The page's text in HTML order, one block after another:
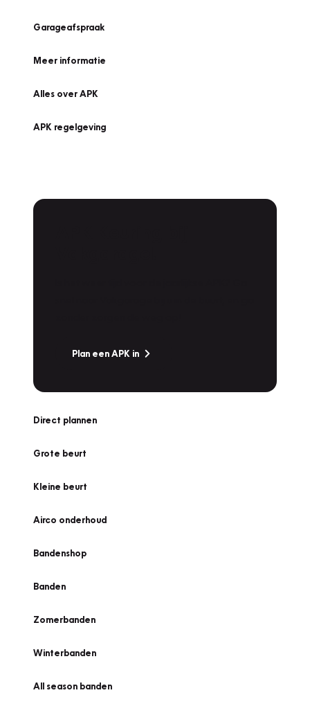
Garageafspraak
Meer informatie
Alles over APK
APK regelgeving
Plan een APK in
Direct plannen
Grote beurt
Kleine beurt
Airco onderhoud
Bandenshop
Banden
Zomerbanden
Winterbanden
All season banden